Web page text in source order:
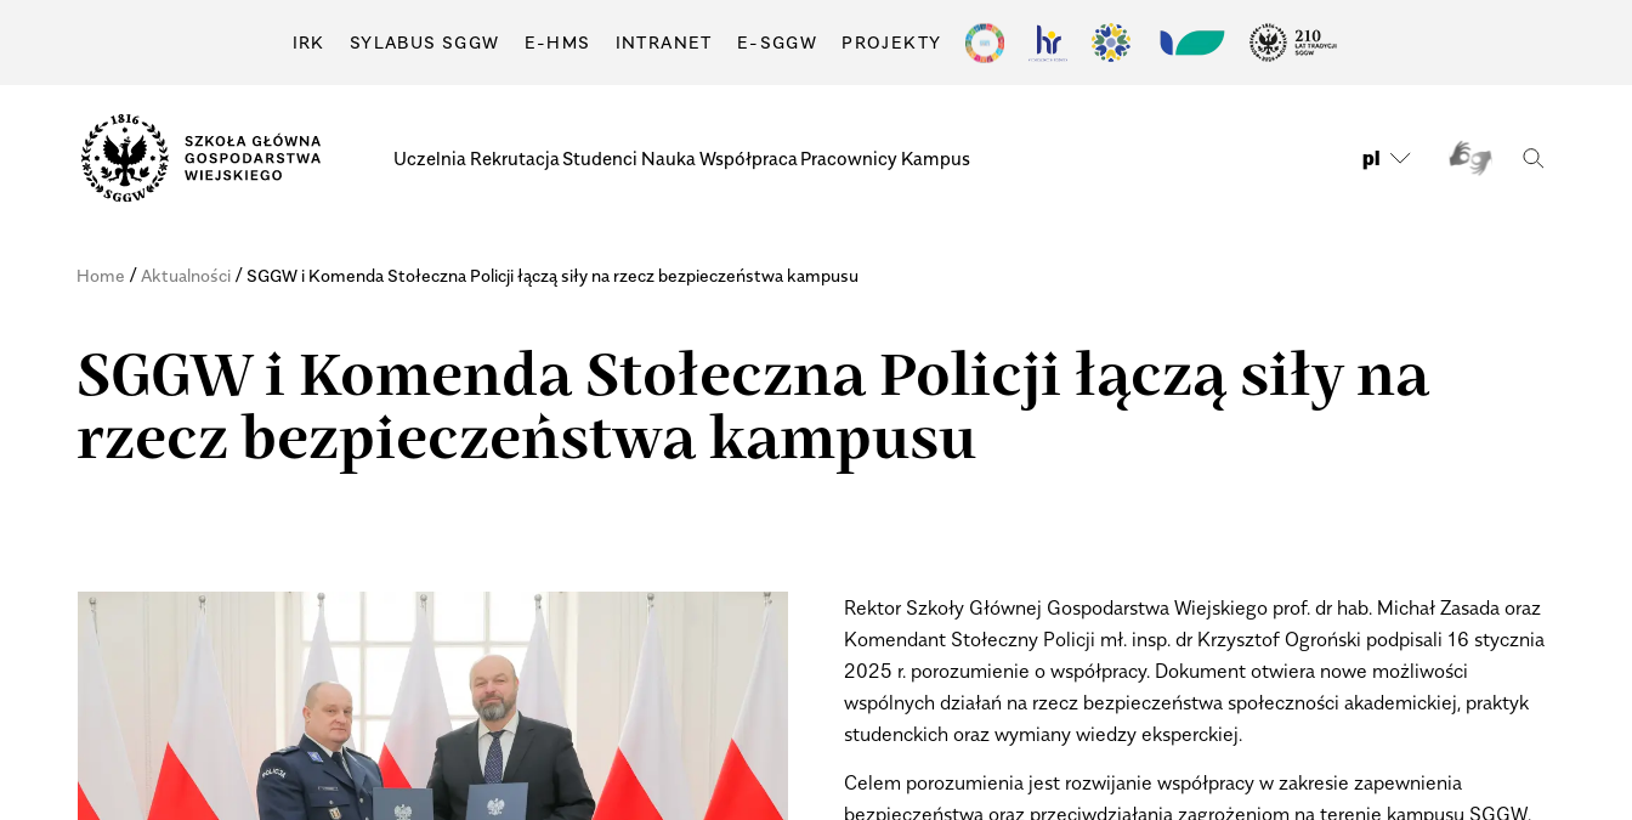
IRK SYLABUS SGGW E-HMS INTRANET E-SGGW PROJEKTY
Uczelnia Rekrutacja Studenci Nauka Współpraca Pracownicy Kampus pl
Home /Aktualności/ SGGW i Komenda Stołeczna Policji łączą siły na rzecz bezpieczeństwa kampusu
SGGW i Komenda Stołeczna Policji łączą siły na
rzecz bezpieczeństwa kampusu
Rektor Szkoły Głównej Gospodarstwa Wiejskiego prof. dr hab. Michał Zasada oraz
Komendant Stołeczny Policji mł. insp. dr Krzysztof Ogroński podpisali 16 stycznia
2025 r. porozumienie o współpracy. Dokument otwiera nowe możliwości
wspólnych działań na rzecz bezpieczeństwa społeczności akademickiej, praktyk
studenckich oraz wymiany wiedzy eksperckiej.
Celem porozumienia jest rozwijanie współpracy w zakresie zapewnienia
bezpieczeństwa oraz przeciwdziałania zagrożeniom na terenie kampusu SGGW.